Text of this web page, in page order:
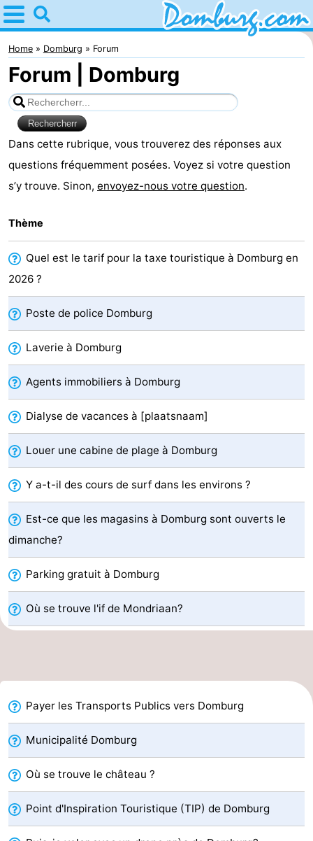
Home
Domburg
Astuces
Avec
les
enfants
Webcam
Webcam
la
nuit
Appartements
-
Park
Loverendale
-
Résidence
Wijngaerde
Campings
Chambre
d'hôtes
Chaumières
-
Buitenhof
Domburg
-
Hof
-
Last
minutes
Plages
faire
d'intérêt
-
Musées
-
Monuments
-
Moulins
-
Phares
-
Home Domburg Forum
Forum | Domburg
Dans cette rubrique, vous trouverez des réponses aux
questions fréquemment posées. Voyez si votre question
s’y trouve. Sinon, envoyez-nous votre question.
Thème
Quel est le tarif pour la taxe touristique à Domburg en
2026 ?
Poste de police Domburg
Laverie à Domburg
Agents immobiliers à Domburg
Dialyse de vacances à [plaatsnaam]
Louer une cabine de plage à Domburg
Y a-t-il des cours de surf dans les environs ?
Est-ce que les magasins à Domburg sont ouverts le
dimanche?
Parking gratuit à Domburg
Où se trouve l'if de Mondriaan?
Payer les Transports Publics vers Domburg
Municipalité Domburg
Où se trouve le château ?
Point d'Inspiration Touristique (TIP) de Domburg